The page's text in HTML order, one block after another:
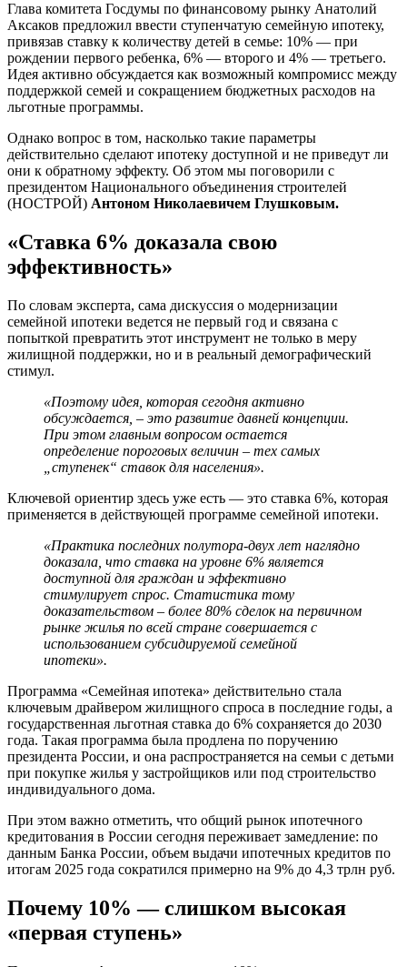
Глава комитета Госдумы по финансовому рынку Анатолий
Аксаков предложил ввести ступенчатую семейную ипотеку,
привязав ставку к количеству детей в семье: 10% — при
рождении первого ребенка, 6% — второго и 4% — третьего.
Идея активно обсуждается как возможный компромисс между
поддержкой семей и сокращением бюджетных расходов на
льготные программы.
Однако вопрос в том, насколько такие параметры
действительно сделают ипотеку доступной и не приведут ли
они к обратному эффекту. Об этом мы поговорили с
президентом Национального объединения строителей
(НОСТРОЙ) Антоном Николаевичем Глушковым.
«Ставка 6% доказала свою
эффективность»
По словам эксперта, сама дискуссия о модернизации
семейной ипотеки ведется не первый год и связана с
попыткой превратить этот инструмент не только в меру
жилищной поддержки, но и в реальный демографический
стимул.
«Поэтому идея, которая сегодня активно
обсуждается, – это развитие давней концепции.
При этом главным вопросом остается
определение пороговых величин – тех самых
„ступенек“ ставок для населения».
Ключевой ориентир здесь уже есть — это ставка 6%, которая
применяется в действующей программе семейной ипотеки.
«Практика последних полутора-двух лет наглядно
доказала, что ставка на уровне 6% является
доступной для граждан и эффективно
стимулирует спрос. Статистика тому
доказательством – более 80% сделок на первичном
рынке жилья по всей стране совершается с
использованием субсидируемой семейной
ипотеки».
Программа «Семейная ипотека» действительно стала
ключевым драйвером жилищного спроса в последние годы, а
государственная льготная ставка до 6% сохраняется до 2030
года. Такая программа была продлена по поручению
президента России, и она распространяется на семьи с детьми
при покупке жилья у застройщиков или под строительство
индивидуального дома.
При этом важно отметить, что общий рынок ипотечного
кредитования в России сегодня переживает замедление: по
данным Банка России, объем выдачи ипотечных кредитов по
итогам 2025 года сократился примерно на 9% до 4,3 трлн руб.
Почему 10% — слишком высокая
«первая ступень»